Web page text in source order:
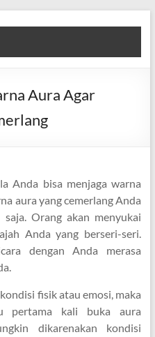
Aura Agar
Anda bisa menjaga warna
aura yang cemerlang Anda
Orang akan menyukai
Anda yang berseri-seri.
dengan Anda merasa
fisik atau emosi, maka
pertama kali buka aura
dikarenakan kondisi